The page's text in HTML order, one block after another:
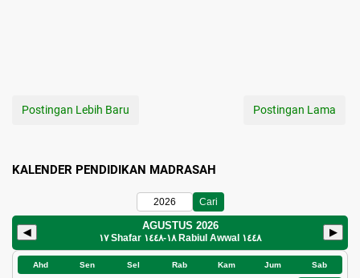
Postingan Lebih Baru Postingan Lama
KALENDER PENDIDIKAN MADRASAH
Cari
◀
AGUSTUS 2026
١٧ Shafar ١٤٤٨- ١٨ Rabiul Awwal ١٤٤٨ ▶
Ahd Sen Sel Rab Kam Jum Sab